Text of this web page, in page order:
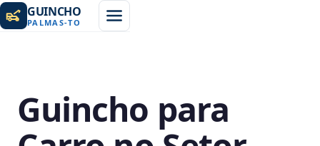
GUINCHO
PALMAS-TO
Guincho para